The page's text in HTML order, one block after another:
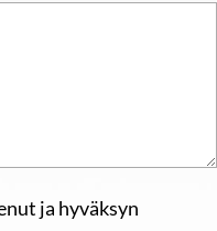
ja hyväksyn